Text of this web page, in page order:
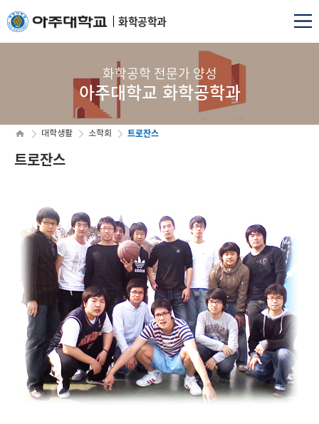
화학공학과
화학공학 전문가 양성
아주대학교 화학공학과
대학생활 소학회 트로잔스
트로잔스